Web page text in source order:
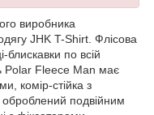
виробника
JHK T-Shirt. Флісова
блискавки по всій
Polar Fleece Man має
комір-стійка з
подвійним